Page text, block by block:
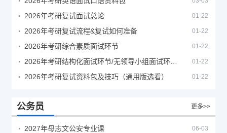
2026年考研复试面试总论 01-22
2026年考研复试流程&复试如何准备 01-22
2026年考研综合素质面试环节 01-22
01-22
2026年考研复试资料包及技巧（通用版选看） 01-22
公务员 更多>>
2027年母志文公安专业课 06-03